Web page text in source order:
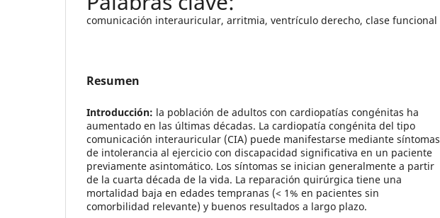
comunicación interauricular, arritmia, ventrículo derecho, clase funcional
Resumen
Introducción: la población de adultos con cardiopatías congénitas ha
aumentado en las últimas décadas. La cardiopatía congénita del tipo
comunicación interauricular (CIA) puede manifestarse mediante síntomas
de intolerancia al ejercicio con discapacidad significativa en un paciente
previamente asintomático. Los síntomas se inician generalmente a partir
de la cuarta década de la vida. La reparación quirúrgica tiene una
mortalidad baja en edades tempranas (< 1% en pacientes sin
comorbilidad relevante) y buenos resultados a largo plazo.